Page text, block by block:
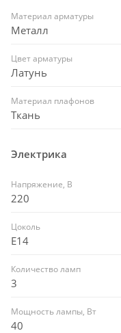
Материал арматуры
Металл
Цвет арматуры
Латунь
Материал плафонов
Ткань
Электрика
Напряжение, В
220
Цоколь
E14
Количество ламп
3
Мощность лампы, Вт
40